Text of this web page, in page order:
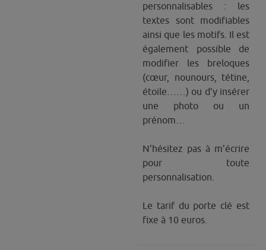
personnalisables : les
textes sont modifiables
ainsi que les motifs. Il est
également possible de
modifier les breloques
(cœur, nounours, tétine,
étoile……) ou d’y insérer
une photo ou un
prénom…
N’hésitez pas à m’écrire
pour toute
personnalisation.
Le tarif du porte clé est
fixe à 10 euros.